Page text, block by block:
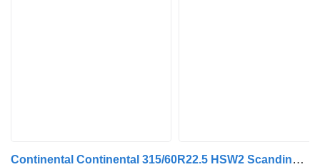
Continental Continental 315/60R22.5 HSW2 Scandinavia